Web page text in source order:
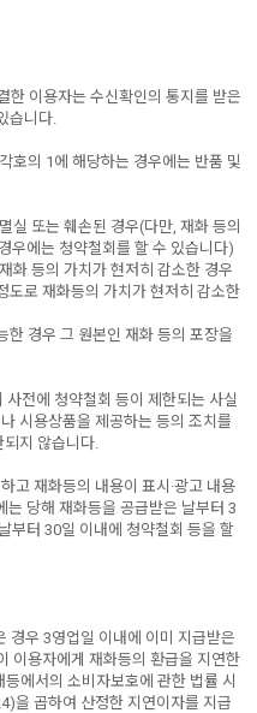
한 이용자는 수신확인의 통지를 받은
습니다.
호의 1에 해당하는 경우에는 반품 및
실 또는 훼손된 경우(다만, 재화 등의
우에는 청약철회를 할 수 있습니다)
화 등의 가치가 현저히 감소한 경우
도로 재화등의 가치가 현저히 감소한
한 경우 그 원본인 재화 등의 포장을
전에 청약철회 등이 제한되는 사실
시용상품을 제공하는 등의 조치를
지 않습니다.
고 재화등의 내용이 표시·광고 내용
당해 재화등을 공급받은 날부터 3
부터 30일 이내에 청약철회 등을 할
경우 3영업일 이내에 이미 지급받은
이용자에게 재화등의 환급을 지연한
에서의 소비자보호에 관한 법률 시
을 곱하여 산정한 지연이자를 지급